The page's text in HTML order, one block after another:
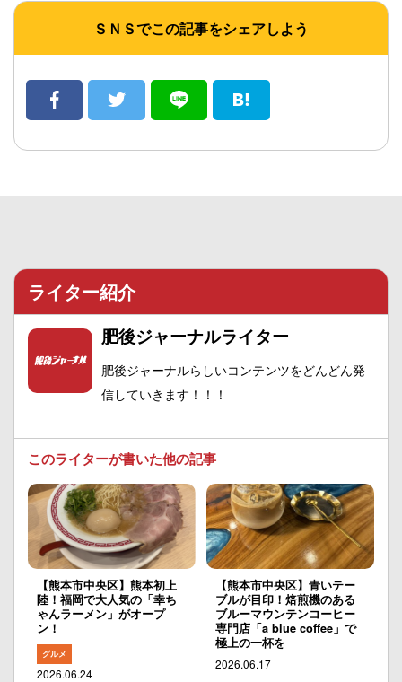
ＳＮＳでこの記事をシェアしよう
ライター紹介
肥後ジャーナルライター
肥後ジャーナルらしいコンテンツをどんどん発
信していきます！！！
このライターが書いた他の記事
【熊本市中央区】熊本初上
陸！福岡で大人気の「幸ち
ゃんラーメン」がオープ
ン！
グルメ
2026.06.24
【熊本市中央区】青いテー
ブルが目印！焙煎機のある
ブルーマウンテンコーヒー
専門店「a blue coffee」で
極上の一杯を
2026.06.17